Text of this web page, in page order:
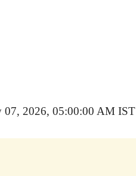
07, 2026, 05:00:00 AM IST